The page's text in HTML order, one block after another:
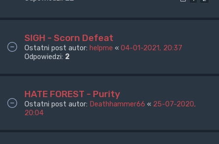
SIGH - Scorn Defeat
Ostatni post autor: helpme « 04-01-2021, 20:37
Odpowiedzi: 2
HATE FOREST - Purity
Ostatni post autor: Deathhammer66 « 25-07-2020,
20:04